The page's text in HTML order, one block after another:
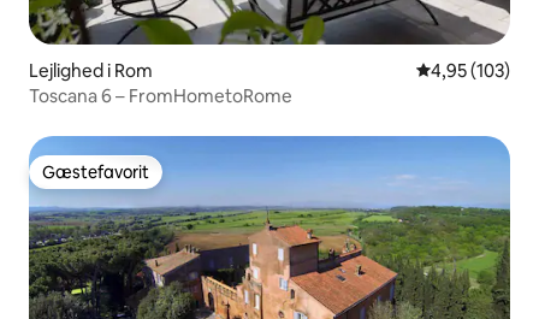
Lejlighed i Rom 4,95 ud af 5 i
4,95 (103)
Toscana 6 – FromHometoRome
Gæstefavorit
Gæstefavorit